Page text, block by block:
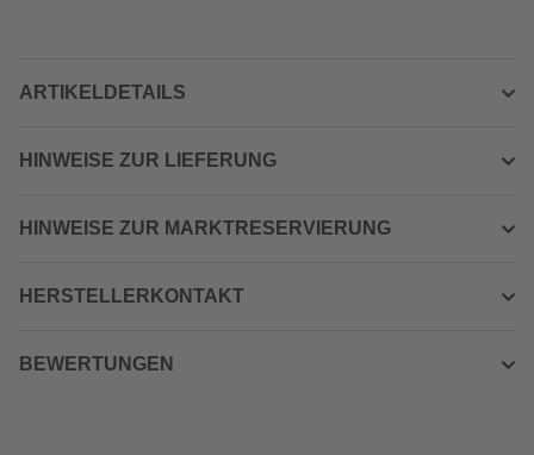
ARTIKELDETAILS
HINWEISE ZUR LIEFERUNG
HINWEISE ZUR MARKTRESERVIERUNG
HERSTELLERKONTAKT
BEWERTUNGEN